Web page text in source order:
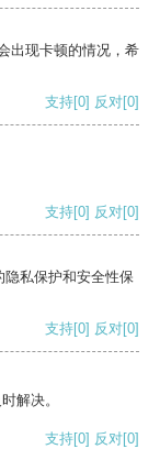
出现卡顿的情况，希
支持[0] 反对[0]
支持[0] 反对[0]
私保护和安全性保
支持[0] 反对[0]
解决。
支持[0] 反对[0]